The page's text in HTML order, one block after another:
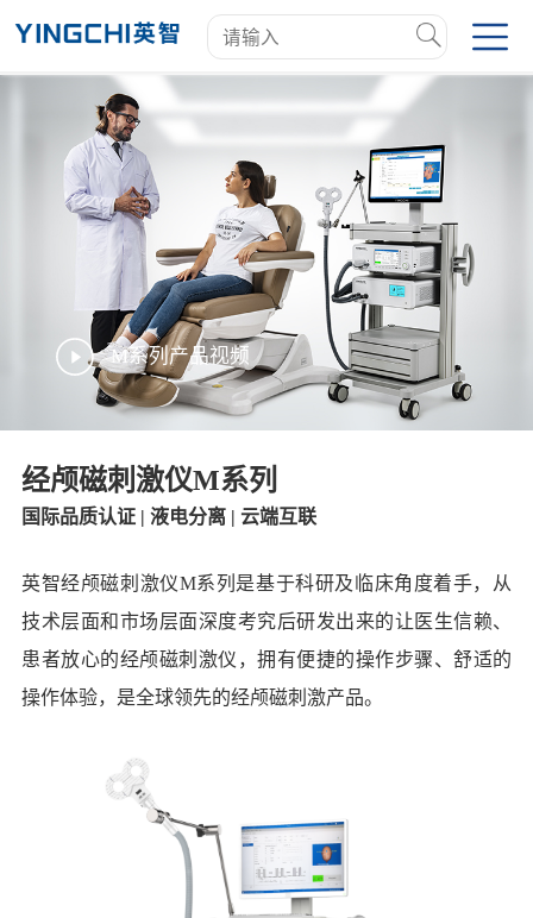
M系列产品视频
经颅磁刺激仪M系列
国际品质认证 | 液电分离 | 云端互联
英智经颅磁刺激仪M系列是基于科研及临床角度着手，从
技术层面和市场层面深度考究后研发出来的让医生信赖、
患者放心的经颅磁刺激仪，拥有便捷的操作步骤、舒适的
操作体验，是全球领先的经颅磁刺激产品。